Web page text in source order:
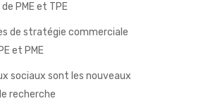
PME et TPE
de stratégie commerciale
et PME
sociaux sont les nouveaux
recherche